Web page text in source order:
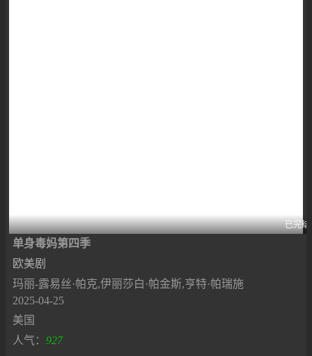
已完结
单身毒妈第四季
欧美剧
玛丽-露易丝·帕克,伊丽莎白·帕金斯,亨特·帕瑞施
2025-04-25
美国
人气： 927